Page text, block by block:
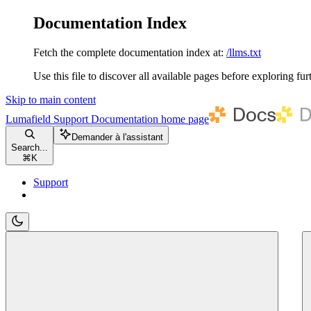
Documentation Index
Fetch the complete documentation index at: /llms.txt
Use this file to discover all available pages before exploring
Skip to main content
Lumafield Support Documentation home page
Search...
⌘ K
Demander à l'assistant
Support